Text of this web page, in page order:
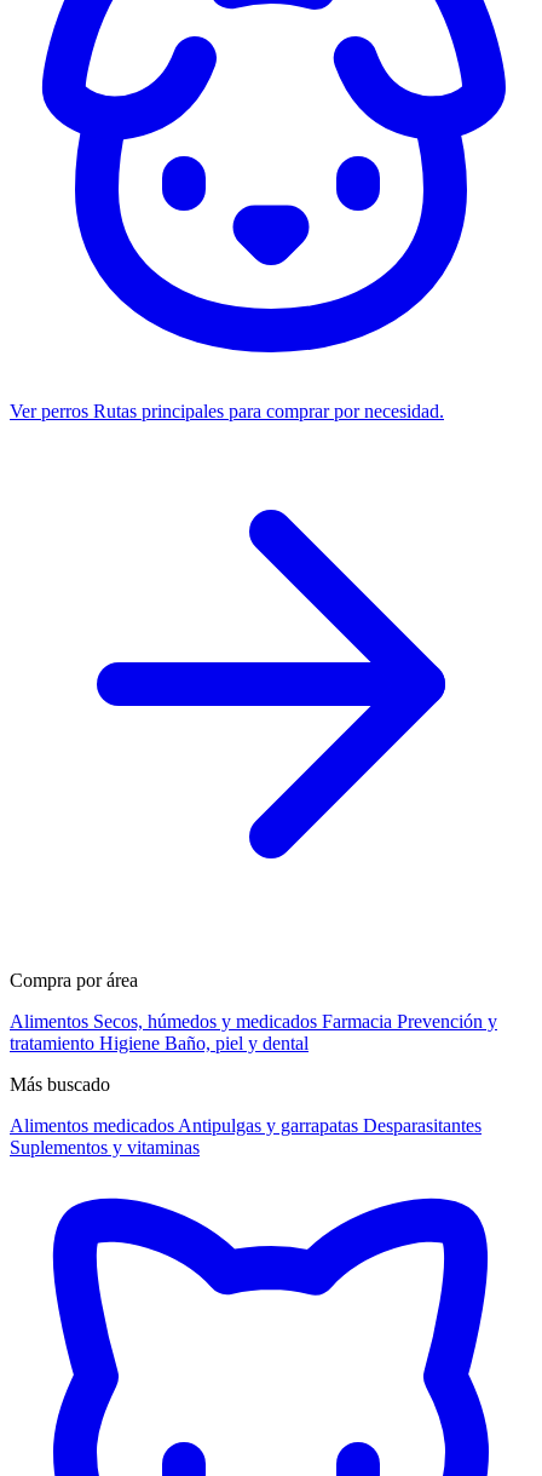
Ver perros Rutas principales para comprar por necesidad.
Compra por área
Alimentos Secos, húmedos y medicados Farmacia Prevención y
tratamiento Higiene Baño, piel y dental
Más buscado
Alimentos medicados Antipulgas y garrapatas Desparasitantes
Suplementos y vitaminas